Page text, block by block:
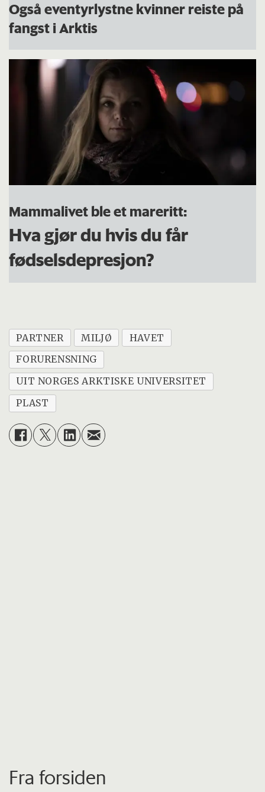
Også eventyrlystne kvinner reiste på
fangst i Arktis
Mammalivet ble et mareritt:
Hva gjør du hvis du får
fødselsdepresjon?
PARTNER MILJØ
HAVET
FORURENSNING
UIT NORGES ARKTISKE UNIVERSITET
PLAST
Fra forsiden